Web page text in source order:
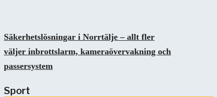
Säkerhetslösningar i Norrtälje – allt fler
väljer inbrottslarm, kameraövervakning och
passersystem
Sport